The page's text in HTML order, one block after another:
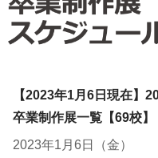
【2023年1月6日現在】
卒業制作展一覧【69校】
2023年1月6日（金）